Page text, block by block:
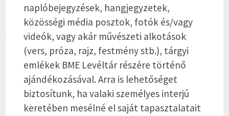
naplóbejegyzések, hangjegyzetek,
közösségi média posztok, fotók és/vagy
videók, vagy akár művészeti alkotások
(vers, próza, rajz, festmény stb.), tárgyi
emlékek BME Levéltár részére történő
ajándékozásával. Arra is lehetőséget
biztosítunk, ha valaki személyes interjú
keretében mesélné el saját tapasztalatait